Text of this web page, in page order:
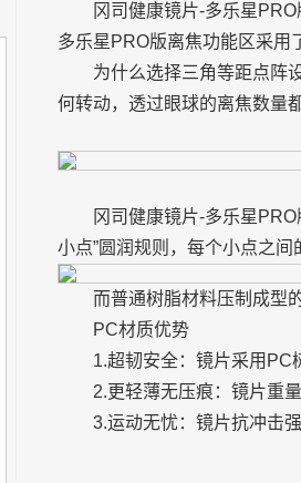
冈司健康镜片-多乐星
多乐星PRO版离焦功能区采用
为什么选择三角等距点阵
何转动，透过眼球的离焦数量
冈司健康镜片-多乐星
小点”圆润规则，每个小点之
而普通树脂材料压制成型
PC材质优势
1.超韧安全：镜片采用PC
2.更轻薄无压痕：镜片重
3.运动无忧：镜片抗冲击